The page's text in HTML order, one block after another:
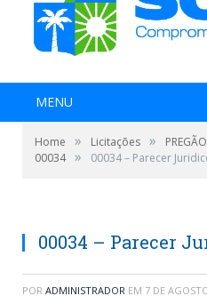
MENU
Home » Licitações »
00034 » 00034 – Parecer
00034 – Parecer
POR ADMINISTRADOR EM 7 DE